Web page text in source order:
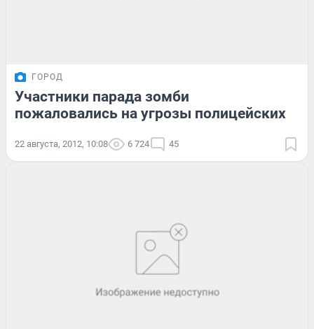
ГОРОД
Участники парада зомби
пожаловались на угрозы полицейских
22 августа, 2012, 10:08 6 724 45